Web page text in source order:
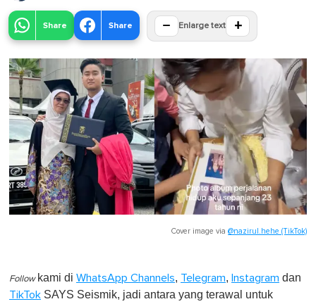
Share Share − Enlarge text +
Cover image via @nazirul.hehe (TikTok)
Follow kami di WhatsApp Channels, Telegram, Instagram dan
TikTok SAYS Seismik, jadi antara yang terawal untuk